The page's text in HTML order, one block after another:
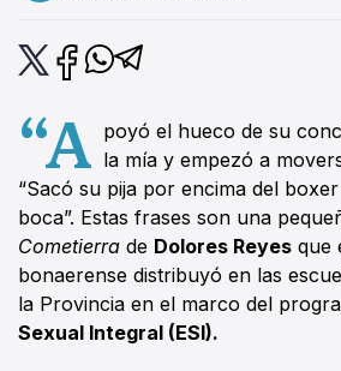
“A poyó el hueco de su
la mía y empezó a
“Sacó su pija por encima del
boca”. Estas frases son una
Cometierra de Dolores Reyes que
bonaerense distribuyó en las
la Provincia en el marco del
Sexual Integral (ESI).